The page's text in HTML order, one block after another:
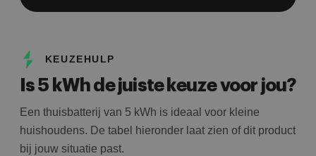
KEUZEHULP
Is 5 kWh de juiste keuze voor jou?
Een thuisbatterij van 5 kWh is ideaal voor kleine
huishoudens. De tabel hieronder laat zien of dit product
bij jouw situatie past.